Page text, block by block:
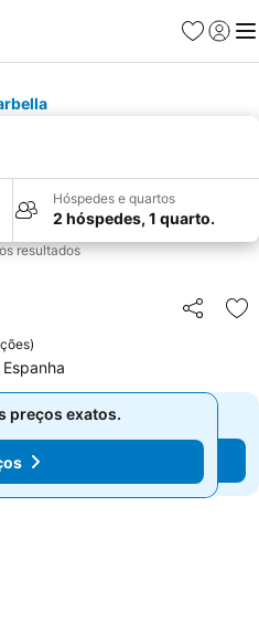
Favoritos
Iniciar
Hóspedes e quartos
2 hóspedes, 1 quarto.
resultados
Partilhar
)
preços exatos.
preços exatos.